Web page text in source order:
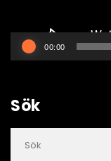
00:00
Sök